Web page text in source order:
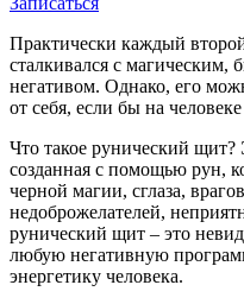
Практически каждый
сталкивался с магическим,
негативом. Однако, его
от себя, если бы на
Что такое рунический щит?
созданная с помощью рун,
черной магии, сглаза,
недоброжелателей,
рунический щит – это
любую негативную
энергетику человека.